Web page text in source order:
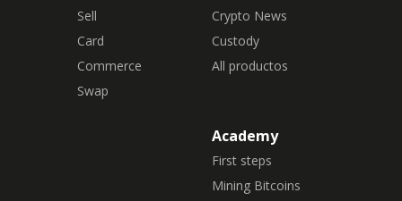
Sell
Card
Commerce
Swap
Crypto News
Custody
All productos
Academy
First steps
Mining Bitcoins